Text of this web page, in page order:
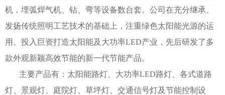
机，埋弧焊气机、钻、弯等设备数台套。公司在充分继承、
发扬传统照明工艺技术的基础上，注重绿色太阳能光源的运
用。投入巨资打造太阳能及大功率LED产业，先后研发了多
款外观新颖高效节能的新一代节能产品。
主要产品有：太阳能路灯、大功率LED路灯、各式道路
灯、景观灯、庭院灯、草坪灯、交通信号灯及节能控制设